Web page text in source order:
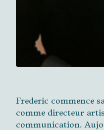
Frederic commence
comme directeur
communication.